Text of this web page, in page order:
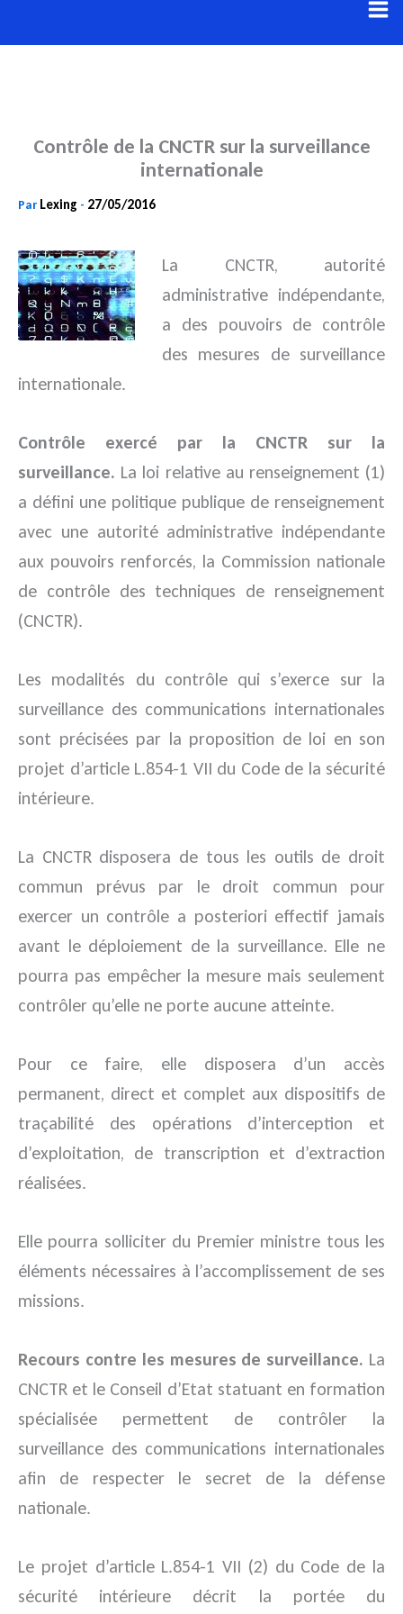
au
Contrôle de la CNCTR sur la surveillance
internationale
Par Lexing - 27/05/2016
La CNCTR, autorité
administrative indépendante,
a des pouvoirs de contrôle
des mesures de surveillance
internationale.
Contrôle exercé par la CNCTR sur la
surveillance. La loi relative au renseignement (1)
a défini une politique publique de renseignement
avec une autorité administrative indépendante
aux pouvoirs renforcés, la Commission nationale
de contrôle des techniques de renseignement
(CNCTR).
Les modalités du contrôle qui s’exerce sur la
surveillance des communications internationales
sont précisées par la proposition de loi en son
projet d’article L.854-1 VII du Code de la sécurité
intérieure.
La CNCTR disposera de tous les outils de droit
commun prévus par le droit commun pour
exercer un contrôle a posteriori effectif jamais
avant le déploiement de la surveillance. Elle ne
pourra pas empêcher la mesure mais seulement
contrôler qu’elle ne porte aucune atteinte.
Pour ce faire, elle disposera d’un accès
permanent, direct et complet aux dispositifs de
traçabilité des opérations d’interception et
d’exploitation, de transcription et d’extraction
réalisées.
Elle pourra solliciter du Premier ministre tous les
éléments nécessaires à l’accomplissement de ses
missions.
Recours contre les mesures de surveillance. La
CNCTR et le Conseil d’Etat statuant en formation
spécialisée permettent de contrôler la
surveillance des communications internationales
afin de respecter le secret de la défense
nationale.
Le projet d’article L.854-1 VII (2) du Code de la
sécurité intérieure décrit la portée du